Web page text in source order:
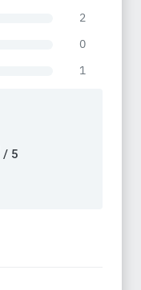
2
0
1
/ 5